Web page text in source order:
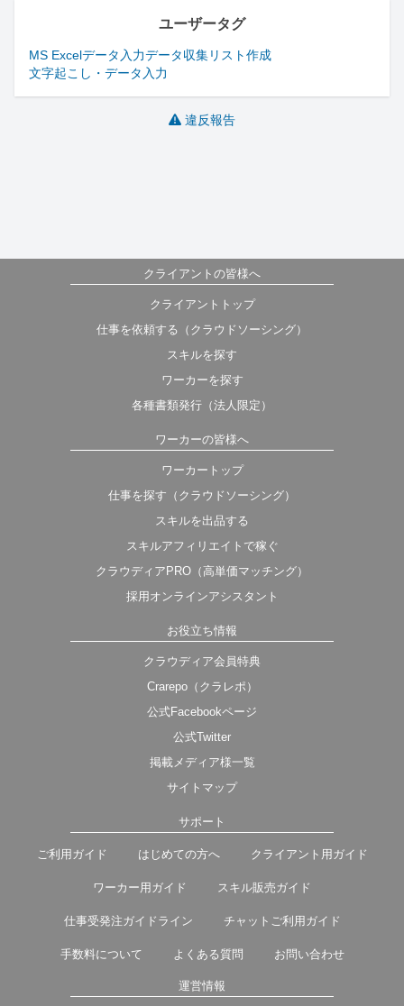
ユーザータグ
MS Excelデータ入力データ収集リスト作成
文字起こし・データ入力
違反報告
クライアントの皆様へ
クライアントトップ
仕事を依頼する（クラウドソーシング）
スキルを探す
ワーカーを探す
各種書類発行（法人限定）
ワーカーの皆様へ
ワーカートップ
仕事を探す（クラウドソーシング）
スキルを出品する
スキルアフィリエイトで稼ぐ
クラウディアPRO（高単価マッチング）
採用オンラインアシスタント
お役立ち情報
クラウディア会員特典
Crarepo（クラレポ）
公式Facebookページ
公式Twitter
掲載メディア様一覧
サイトマップ
サポート
ご利用ガイド はじめての方へ クライアント用ガイド
ワーカー用ガイド スキル販売ガイド
仕事受発注ガイドライン チャットご利用ガイド
手数料について よくある質問 お問い合わせ
運営情報